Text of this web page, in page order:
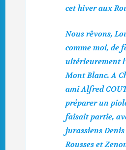
cet hiver aux
Nous rêvons,
comme moi, de
ultérieurement
Mont Blanc. A
ami Alfred
préparer un
faisait partie,
jurassiens Denis
Rousses et